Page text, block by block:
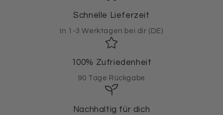
Schnelle Lieferzeit
In 1-3 Werktagen bei dir (DE)
100% Zufriedenheit
90 Tage Rückgabe
Nachhaltig für dich